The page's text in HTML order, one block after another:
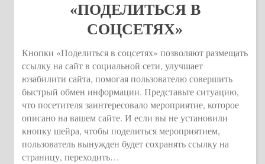
«ПОДЕЛИТЬСЯ В
СОЦСЕТЯХ»
Кнопки «Поделиться в соцсетях» позволяют размещать
ссылку на сайт в социальной сети, улучшает
юзабилити сайта, помогая пользователю совершить
быстрый обмен информации. Представьте ситуацию,
что посетителя заинтересовало мероприятие, которое
описано на вашем сайте. И если вы не установили
кнопку шейра, чтобы поделиться мероприятием,
пользователь вынужден будет сохранять ссылку на
страницу, переходить…